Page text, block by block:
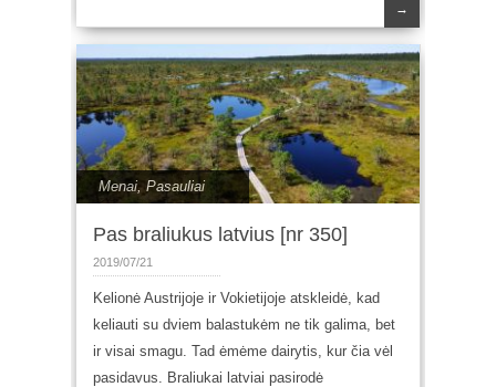
→
Menai, Pasauliai
Pas braliukus latvius [nr 350]
2019/07/21
Kelionė Austrijoje ir Vokietijoje atskleidė, kad
keliauti su dviem balastukėm ne tik galima, bet
ir visai smagu. Tad ėmėme dairytis, kur čia vėl
pasidavus. Braliukai latviai pasirodė